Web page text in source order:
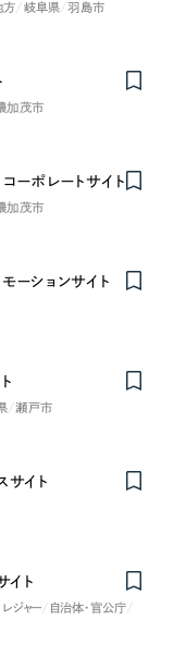
方 岐阜県 羽島市
加茂市
ーポレートサイト
加茂市
ーションサイト
瀬戸市
サイト
イト
ジャー
自治体・官公庁